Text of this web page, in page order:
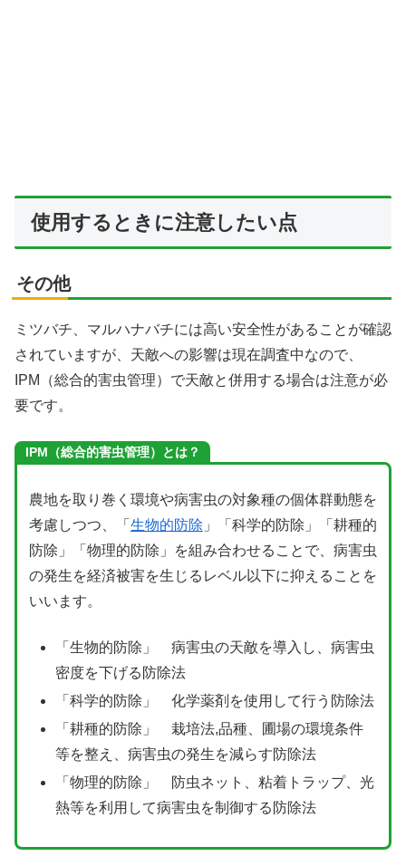
使用するときに注意したい点
その他
ミツバチ、マルハナバチには高い安全性があることが確認
されていますが、天敵への影響は現在調査中なので、
IPM（総合的害虫管理）で天敵と併用する場合は注意が必
要です。
IPM（総合的害虫管理）とは？
農地を取り巻く環境や病害虫の対象種の個体群動態を
考慮しつつ、「 生物的防除 」「科学的防除」「耕種的
防除」「物理的防除」を組み合わせることで、病害虫
の発生を経済被害を生じるレベル以下に抑えることを
いいます。
「生物的防除」 病害虫の天敵を導入し、病害虫
密度を下げる防除法
「科学的防除」 化学薬剤を使用して行う防除法
「耕種的防除」 栽培法,品種、圃場の環境条件
等を整え、病害虫の発生を減らす防除法
「物理的防除」 防虫ネット、粘着トラップ、光
熱等を利用して病害虫を制御する防除法